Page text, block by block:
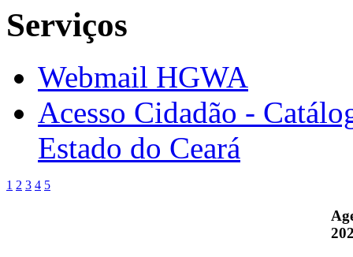
Serviços
Webmail HGWA
Acesso Cidadão -
Estado do Ceará
1 2 3 4 5